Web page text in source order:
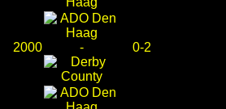
2000 - 0-2